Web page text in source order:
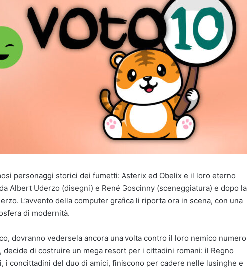
personaggi storici dei fumetti: Asterix ed Obelix e il loro eterno
Albert Uderzo (disegni) e René Goscinny (sceneggiatura) e dopo la
L’avvento della computer grafica li riporta ora in scena, con una
di modernità.
dovranno vedersela ancora una volta contro il loro nemico numero
decide di costruire un mega resort per i cittadini romani: il Regno
i concittadini del duo di amici, finiscono per cadere nelle lusinghe e